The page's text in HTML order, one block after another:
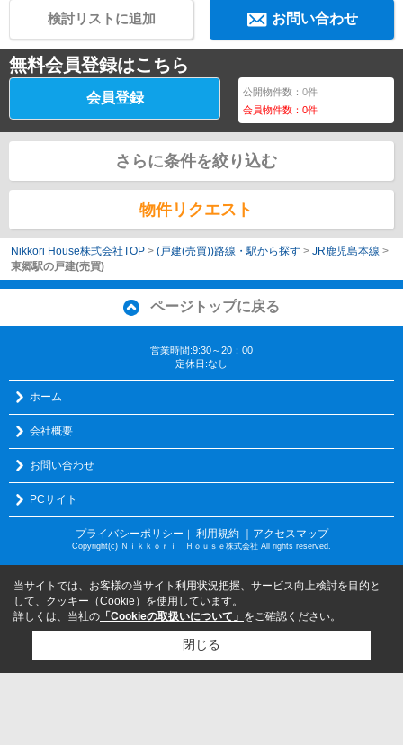
お問い合わせ
検討リストに追加
無料会員登録はこちら
会員登録 公開物件数：0件
会員物件数：0件
さらに条件を絞り込む
物件リクエスト
Nikkori House株式会社TOP > (戸建(売買))路線・駅から探す > JR鹿児島本線 >
東郷駅の戸建(売買)
ページトップに戻る
営業時間:9:30～20：00
定休日:なし
ホーム
会社概要
お問い合わせ
PCサイト
プライバシーポリシー ｜ 利用規約 ｜アクセスマップ
Copyright(c) Ｎｉｋｋｏｒｉ Ｈｏｕｓｅ株式会社 All rights reserved.
当サイトでは、お客様の当サイト利用状況把握、サービス向上検討を目的と
して、クッキー（Cookie）を使用しています。
詳しくは、当社の 「Cookieの取扱いについて」 をご確認ください。
閉じる